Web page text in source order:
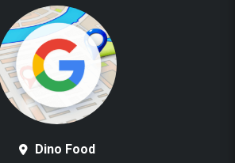
Dino Food